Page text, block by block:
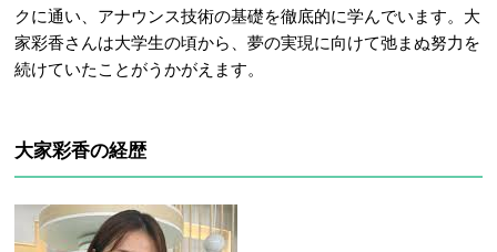
クに通い、アナウンス技術の基礎を徹底的に学んでいます。大
家彩香さんは大学生の頃から、夢の実現に向けて弛まぬ努力を
続けていたことがうかがえます。
大家彩香の経歴